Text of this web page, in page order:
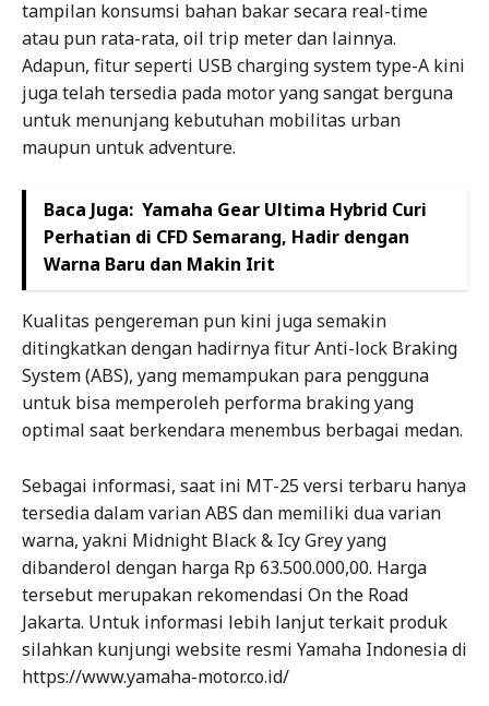
tampilan konsumsi bahan bakar secara real-time
atau pun rata-rata, oil trip meter dan lainnya.
Adapun, fitur seperti USB charging system type-A kini
juga telah tersedia pada motor yang sangat berguna
untuk menunjang kebutuhan mobilitas urban
maupun untuk adventure.
Baca Juga: Yamaha Gear Ultima Hybrid Curi
Perhatian di CFD Semarang, Hadir dengan
Warna Baru dan Makin Irit
Kualitas pengereman pun kini juga semakin
ditingkatkan dengan hadirnya fitur Anti-lock Braking
System (ABS), yang memampukan para pengguna
untuk bisa memperoleh performa braking yang
optimal saat berkendara menembus berbagai medan.
Sebagai informasi, saat ini MT-25 versi terbaru hanya
tersedia dalam varian ABS dan memiliki dua varian
warna, yakni Midnight Black & Icy Grey yang
dibanderol dengan harga Rp 63.500.000,00. Harga
tersebut merupakan rekomendasi On the Road
Jakarta. Untuk informasi lebih lanjut terkait produk
silahkan kunjungi website resmi Yamaha Indonesia di
https://www.yamaha-motor.co.id/